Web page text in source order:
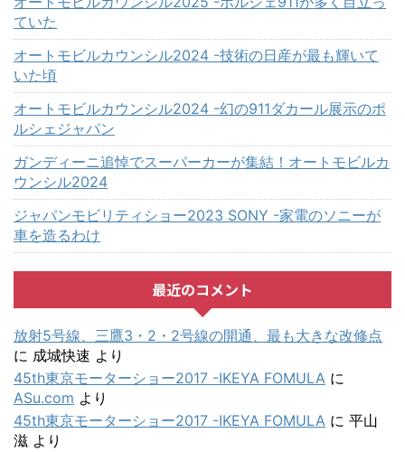
ていた
オートモビルカウンシル2024 -技術の日産が最も輝いて
いた頃
オートモビルカウンシル2024 -幻の911ダカール展示のポ
ルシェジャパン
ガンディーニ追悼でスーパーカーが集結！オートモビルカ
ウンシル2024
ジャパンモビリティショー2023 SONY -家電のソニーが
車を造るわけ
最近のコメント
放射5号線、三鷹3・2・2号線の開通、最も大きな改修点
に 成城快速 より
45th東京モーターショー2017 -IKEYA FOMULA に
ASu.com より
45th東京モーターショー2017 -IKEYA FOMULA に 平山
滋 より